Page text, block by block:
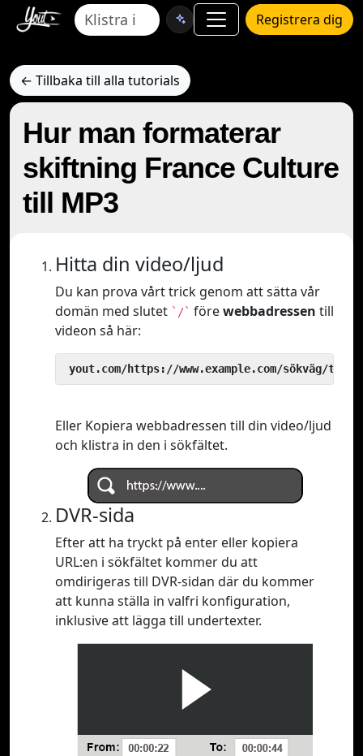
Registrera dig
← Tillbaka till alla tutorials
Hur man formaterar
skiftning France Culture
till MP3
Hitta din video/ljud
Du kan prova vårt trick genom att sätta vår
domän med slutet `/` förewebbadressen till
videon så här:
yout.com/https://www.example.com/sökväg/till/
Eller Kopiera webbadressen till din video/ljud
och klistra in den i sökfältet.
DVR-sida
Efter att ha tryckt på enter eller kopiera
URL:en i sökfältet kommer du att
omdirigeras till DVR-sidan där du kommer
att kunna ställa in valfri konfiguration,
inklusive att lägga till undertexter.